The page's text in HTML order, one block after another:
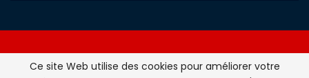
Ce site Web utilise des cookies pour améliorer votre